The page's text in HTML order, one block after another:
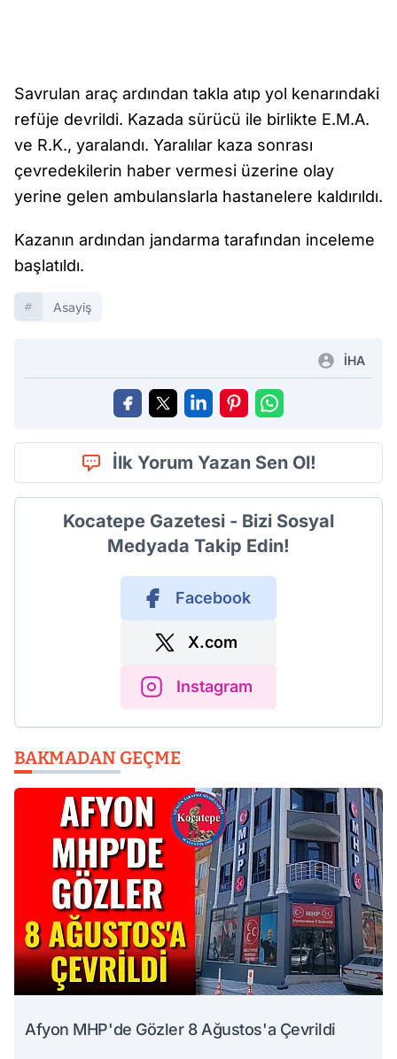
Savrulan araç ardından takla atıp yol kenarındaki
refüje devrildi. Kazada sürücü ile birlikte E.M.A.
ve R.K., yaralandı. Yaralılar kaza sonrası
çevredekilerin haber vermesi üzerine olay
yerine gelen ambulanslarla hastanelere kaldırıldı.
Kazanın ardından jandarma tarafından inceleme
başlatıldı.
Asayiş
İHA
İlk Yorum Yazan Sen Ol!
Kocatepe Gazetesi - Bizi Sosyal
Medyada Takip Edin!
Facebook
X.com
Instagram
BAKMADAN GEÇME
Afyon MHP'de Gözler 8 Ağustos'a Çevrildi